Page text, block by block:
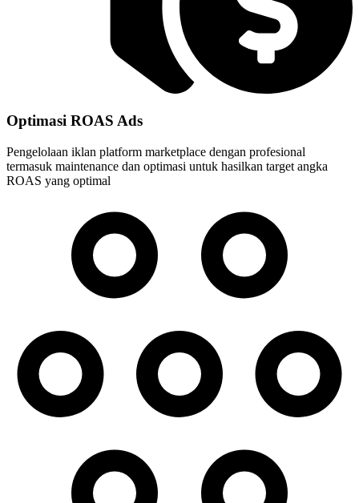
Optimasi ROAS Ads
Pengelolaan iklan platform marketplace dengan profesional
termasuk maintenance dan optimasi untuk hasilkan target angka
ROAS yang optimal